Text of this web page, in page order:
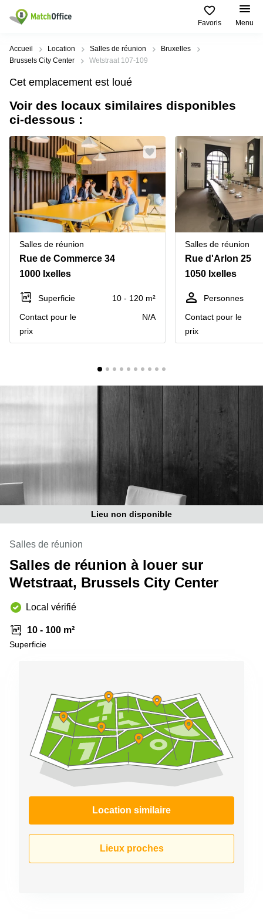
Favoris Menu
Rechercher / publier
Types
d'espaces
Bureaux
Centre
d’affaires
Coworking
Salles
de
réunion
Bureau
virtuel
Villes
Populaires
Alost
Anvers
Bruges
Bruxelles
Bruxelles
Aeroport
Gand
Hasselt
la
Neuve
Wallonie
Wavre
Recherches
populaires
Bureau
a louer
Bureau à
louer
Bruxelles
Bureau
a louer
Gand
Bureau
à louer
Liège
Centre
Anvers
Centre
d'affaires
Gand
Tournai
Salle de
Bruxelles
Aide
Qui sommes-nous?
Publier un bureau
Prix
Connexion
Choisissez une langue
flamand
Accueil Location Salles de réunion
Bruxelles
Brussels City Center
Wetstraat 107-109
Cet emplacement est loué
Voir des locaux similaires disponibles
ci-dessous :
Salles de réunion
Rue de Commerce 34
1000 Ixelles
Superficie
10 - 120 m²
Contact pour le
prix
N/A
Salles de réunion
Rue d'Arlon 25
1050 Ixelles
Personnes
Contact pour le
prix
Lieu non disponible
Salles de réunion
Salles de réunion à louer sur
Wetstraat, Brussels City Center
Local vérifié
10 - 100 m²
Superficie
Location similaire
Lieux proches